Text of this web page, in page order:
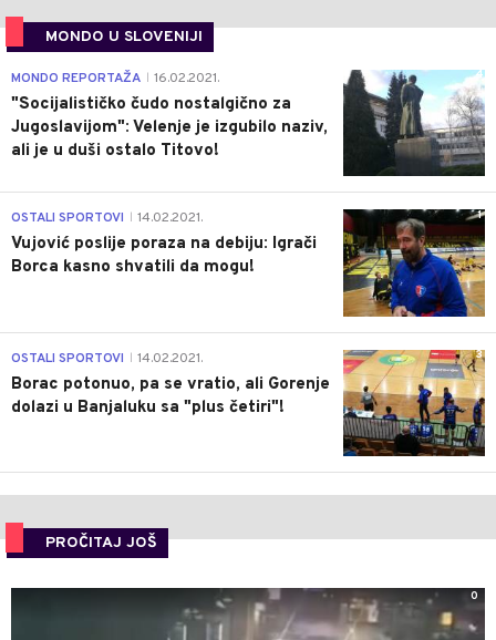
MONDO U SLOVENIJI
4
MONDO REPORTAŽA 16.02.2021.
"Socijalističko čudo nostalgično za
Jugoslavijom": Velenje je izgubilo naziv,
ali je u duši ostalo Titovo!
1
OSTALI SPORTOVI 14.02.2021.
Vujović poslije poraza na debiju: Igrači
Borca kasno shvatili da mogu!
3
OSTALI SPORTOVI 14.02.2021.
Borac potonuo, pa se vratio, ali Gorenje
dolazi u Banjaluku sa "plus četiri"!
PROČITAJ JOŠ
0